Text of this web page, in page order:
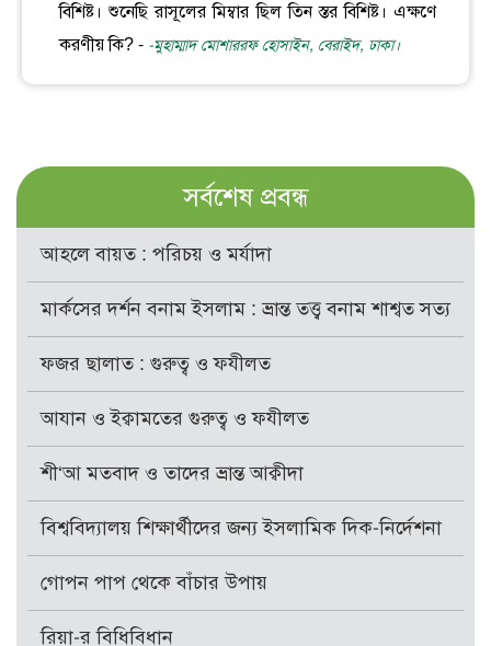
বিশিষ্ট। শুনেছি রাসূলের মিম্বার ছিল তিন স্তর বিশিষ্ট। এক্ষণে
করণীয় কি? - -মুহাম্মাদ মোশাররফ হোসাইন, বেরাইদ, ঢাকা।
সর্বশেষ প্রবন্ধ
আহলে বায়ত : পরিচয় ও মর্যাদা
মার্কসের দর্শন বনাম ইসলাম : ভ্রান্ত তত্ত্ব বনাম শাশ্বত সত্য
ফজর ছালাত : গুরুত্ব ও ফযীলত
আযান ও ইক্বামতের গুরুত্ব ও ফযীলত
শী‘আ মতবাদ ও তাদের ভ্রান্ত আক্বীদা
বিশ্ববিদ্যালয় শিক্ষার্থীদের জন্য ইসলামিক দিক-নির্দেশনা
গোপন পাপ থেকে বাঁচার উপায়
রিয়া-র বিধিবিধান